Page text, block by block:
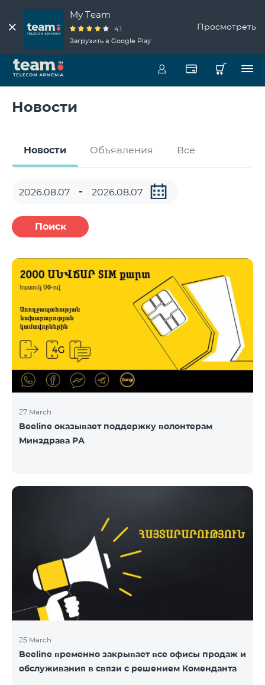
My Team
4.1
Загрузить в Google Play
Просмотреть
Новости
Новости Объявления Все
Поиск
27 March
Beeline оказывает поддержку волонтерам
Минздрава РА
25 March
Beeline временно закрывает все офисы продаж и
обслуживания в связи с решением Коменданта